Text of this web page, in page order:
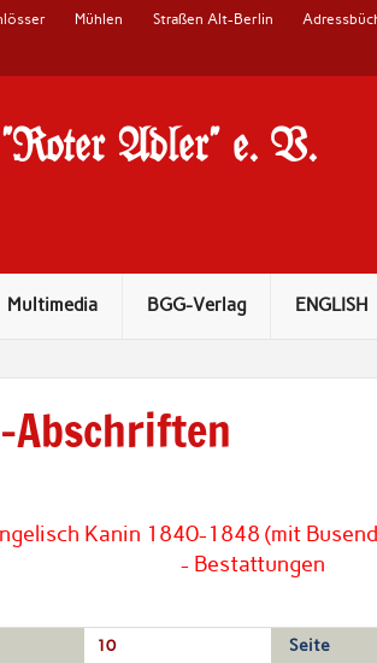
Mühlen Straßen Alt-Berlin
"Roter Adler" e. V.
Multimedia BGG-Verlag ENGLISH
Abschriften
Kanin 1840-1848 (mit
- Bestattungen
10 Seite